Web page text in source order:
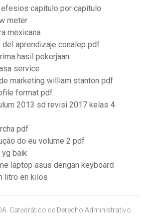
capitulo por capitulo
meter
mexicana
del aprendizaje conalep pdf
hasil pekerjaan
service
marketing william stanton pdf
format pdf
2013 sd revisi 2017 kelas 4
pdf
do eu volume 2 pdf
yg baik
laptop asus dengan keyboard
litro en kilos
Catedrático de Derecho Administrativo.